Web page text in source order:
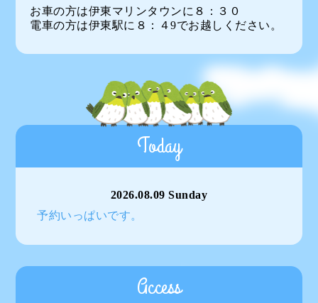
お車の方は伊東マリンタウンに８：３０
電車の方は伊東駅に８：４9でお越しください。
Today
2026.08.09 Sunday
予約いっぱいです。
Access